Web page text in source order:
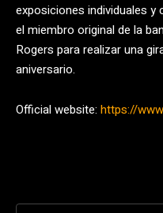
exposiciones individuales
el miembro original de la
Rogers para realizar una
aniversario.
Official website: https://